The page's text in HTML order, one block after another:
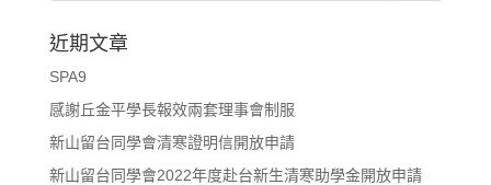
近期文章
SPA9
感謝丘金平學長報效兩套理事會制服
新山留台同學會清寒證明信開放申請
新山留台同學會2022年度赴台新生清寒助學金開放申請